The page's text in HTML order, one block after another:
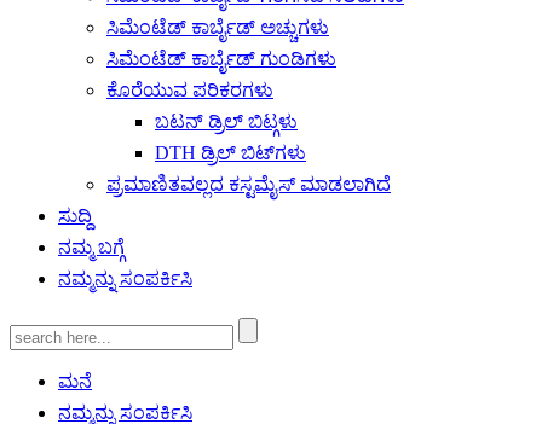
ಸಿಮೆಂಟೆಡ್ ಕಾರ್ಬೈಡ್ ಅಚ್ಚುಗಳು
ಸಿಮೆಂಟೆಡ್ ಕಾರ್ಬೈಡ್ ಗುಂಡಿಗಳು
ಕೊರೆಯುವ ಪರಿಕರಗಳು
ಬಟನ್ ಡ್ರಿಲ್ ಬಿಟ್ಗಳು
DTH ಡ್ರಿಲ್ ಬಿಟ್‌ಗಳು
ಪ್ರಮಾಣಿತವಲ್ಲದ ಕಸ್ಟಮೈಸ್ ಮಾಡಲಾಗಿದೆ
ಸುದ್ದಿ
ನಮ್ಮ ಬಗ್ಗೆ
ನಮ್ಮನ್ನು ಸಂಪರ್ಕಿಸಿ
ಮನೆ
ನಮ್ಮನ್ನು ಸಂಪರ್ಕಿಸಿ